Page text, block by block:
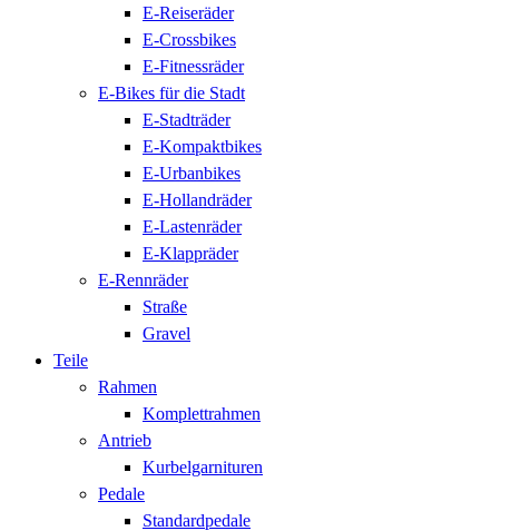
E-Reiseräder
E-Crossbikes
E-Fitnessräder
E-Bikes für die Stadt
E-Stadträder
E-Kompaktbikes
E-Urbanbikes
E-Hollandräder
E-Lastenräder
E-Klappräder
E-Rennräder
Straße
Gravel
Teile
Rahmen
Komplettrahmen
Antrieb
Kurbelgarnituren
Pedale
Standardpedale